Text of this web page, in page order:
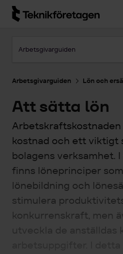
Hoppa till huvudinnehåll
Arbetsgivarguiden Lön och
Att sätta lön
kostnad och ett viktigt
bolagens verksamhet.
finns löneprinciper
lönebildning och
stimulera
konkurrenskraft, men
Arbetsgivarguiden